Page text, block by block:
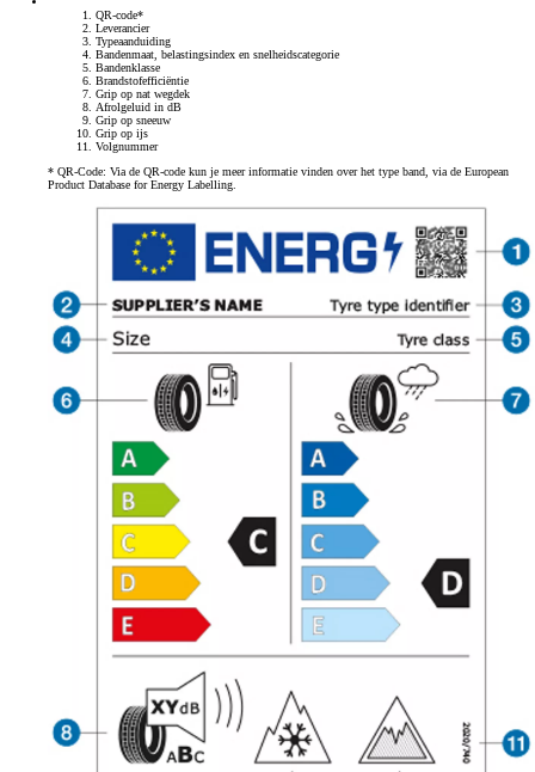
QR-code*
Leverancier
Typeaanduiding
Bandenmaat, belastingsindex en snelheidscategorie
Bandenklasse
Brandstofefficiëntie
Grip op nat wegdek
Afrolgeluid in dB
Grip op sneeuw
Grip op ijs
Volgnummer
* QR-Code: Via de QR-code kun je meer informatie vinden over het type band, via de European
Product Database for Energy Labelling.